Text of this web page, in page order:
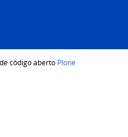
código aberto Plone